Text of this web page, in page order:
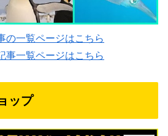
の一覧ページはこちら
事一覧ページはこちら
ップ